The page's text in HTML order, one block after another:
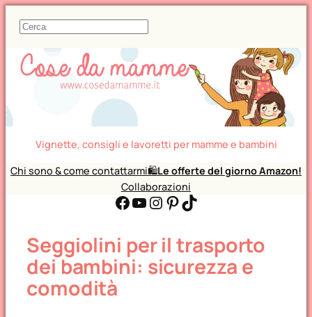
C
r
c
Vignette, consigli e lavoretti per mamme e bambini
Chi sono & come contattarmi🛍️Le offerte del giorno Amazon!
Collaborazioni
Facebook YouTube Instagram Pinterest TikTok
Seggiolini per il trasporto
dei bambini: sicurezza e
comodità